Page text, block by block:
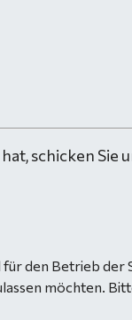
schicken
den Betrieb
möchten.